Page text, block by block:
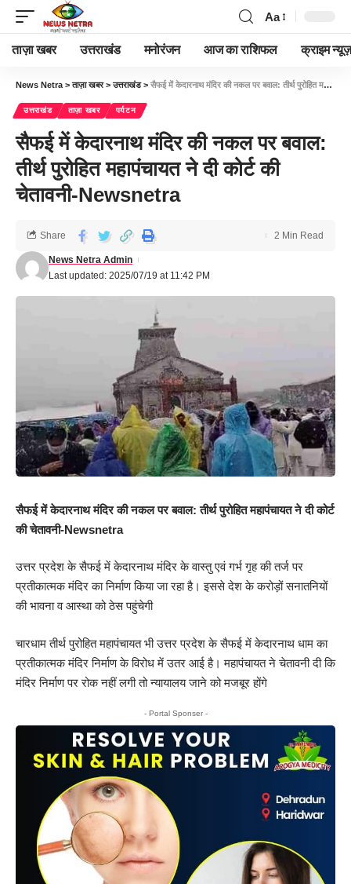
Aa
ताज़ा खबर उत्तराखंड मनोरंजन आज का राशिफल क्राइम न्यूज़
News Netra >ताज़ा खबर>उत्तराखंड> सैफई में केदारनाथ मंदिर की नकल पर बवाल: तीर्थ पुरोहित महापंचायत ने दी कोर्ट की चेतावनी-Newsnetra
उत्तराखंड ताज़ा खबर पर्यटन
सैफई में केदारनाथ मंदिर की नकल पर बवाल:
तीर्थ पुरोहित महापंचायत ने दी कोर्ट की
चेतावनी-Newsnetra
Last updated: 2025/07/19 at 11:42 PM
News Netra Admin
Share 2 Min Read
सैफई में केदारनाथ मंदिर की नकल पर बवाल: तीर्थ पुरोहित महापंचायत ने दी कोर्ट
की चेतावनी-Newsnetra
उत्तर प्रदेश के सैफई में केदारनाथ मंदिर के वास्तु एवं गर्भ गृह की तर्ज पर
प्रतीकात्मक मंदिर का निर्माण किया जा रहा है। इससे देश के करोड़ों सनातनियों
की भावना व आस्था को ठेस पहुंचेगी
चारधाम तीर्थ पुरोहित महापंचायत भी उत्तर प्रदेश के सैफई में केदारनाथ धाम का
प्रतीकात्मक मंदिर निर्माण के विरोध में उतर आई है। महापंचायत ने चेतावनी दी कि
मंदिर निर्माण पर रोक नहीं लगी तो न्यायालय जाने को मजबूर होंगे
- Portal Sponser -